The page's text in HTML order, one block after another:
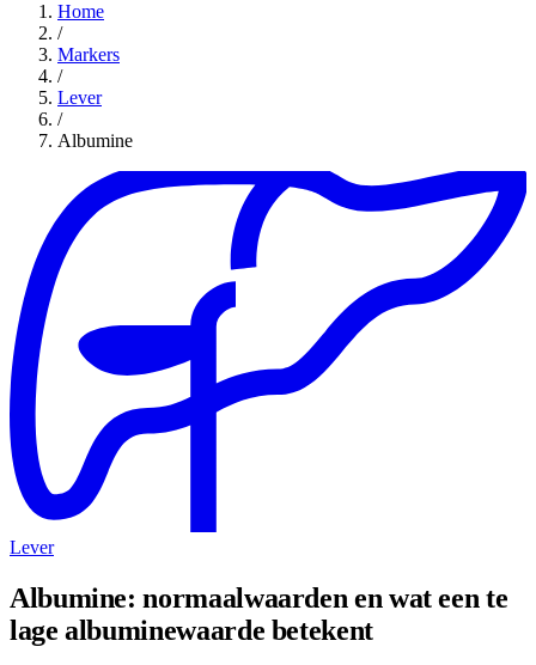
Home
/
Markers
/
Lever
/
Albumine
Lever
Albumine: normaalwaarden en wat een te
lage albuminewaarde betekent